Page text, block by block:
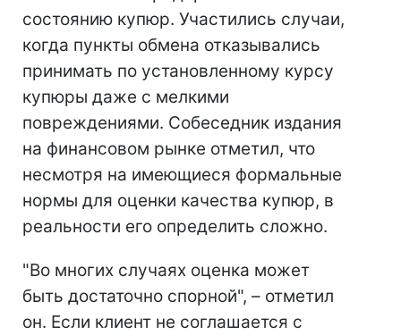
состоянию купюр. Участились случаи,
когда пункты обмена отказывались
принимать по установленному курсу
купюры даже с мелкими
повреждениями. Собеседник издания
на финансовом рынке отметил, что
несмотря на имеющиеся формальные
нормы для оценки качества купюр, в
реальности его определить сложно.
"Во многих случаях оценка может
быть достаточно спорной", – отметил
он. Если клиент не соглашается с